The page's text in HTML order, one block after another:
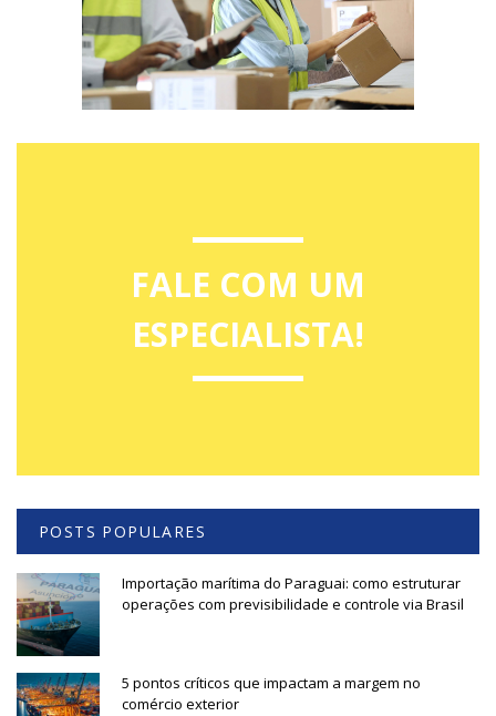
FALE COM UM
ESPECIALISTA!
POSTS POPULARES
Importação marítima do Paraguai: como estruturar
operações com previsibilidade e controle via Brasil
5 pontos críticos que impactam a margem no
comércio exterior